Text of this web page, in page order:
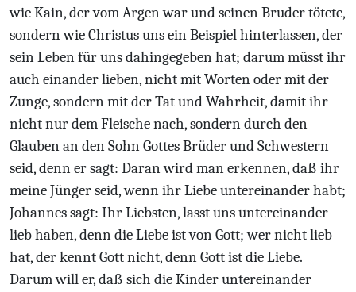
wie Kain, der vom Argen war und seinen Bruder tötete,
sondern wie Christus uns ein Beispiel hinterlassen, der
sein Leben für uns dahingegeben hat; darum müsst ihr
auch einander lieben, nicht mit Worten oder mit der
Zunge, sondern mit der Tat und Wahrheit, damit ihr
nicht nur dem Fleische nach, sondern durch den
Glauben an den Sohn Gottes Brüder und Schwestern
seid, denn er sagt: Daran wird man erkennen, daß ihr
meine Jünger seid, wenn ihr Liebe untereinander habt;
Johannes sagt: Ihr Liebsten, lasst uns untereinander
lieb haben, denn die Liebe ist von Gott; wer nicht lieb
hat, der kennt Gott nicht, denn Gott ist die Liebe.
Darum will er, daß sich die Kinder untereinander